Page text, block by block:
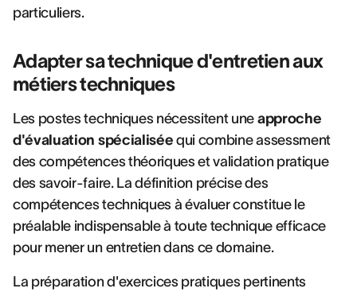
particuliers.
Adapter sa technique d'entretien aux
métiers techniques
Les postes techniques nécessitent une approche
d'évaluation spécialisée qui combine assessment
des compétences théoriques et validation pratique
des savoir-faire. La définition précise des
compétences techniques à évaluer constitue le
préalable indispensable à toute technique efficace
pour mener un entretien dans ce domaine.
La préparation d'exercices pratiques pertinents